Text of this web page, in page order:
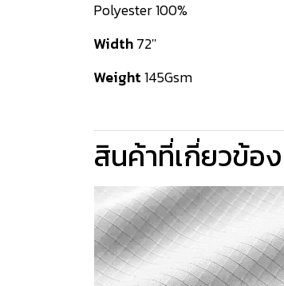
Polyester 100%
Width72''
Weight145Gsm
สินค้าที่เกี่ยวข้อง